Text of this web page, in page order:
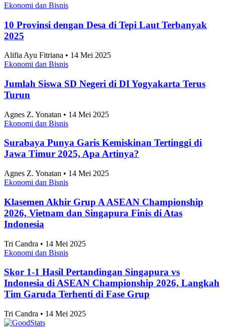
Ekonomi dan Bisnis
10 Provinsi dengan Desa di Tepi Laut Terbanyak
2025
Alifia Ayu Fitriana • 14 Mei 2025
Ekonomi dan Bisnis
Jumlah Siswa SD Negeri di DI Yogyakarta Terus
Turun
Agnes Z. Yonatan • 14 Mei 2025
Ekonomi dan Bisnis
Surabaya Punya Garis Kemiskinan Tertinggi di
Jawa Timur 2025, Apa Artinya?
Agnes Z. Yonatan • 14 Mei 2025
Ekonomi dan Bisnis
Klasemen Akhir Grup A ASEAN Championship
2026, Vietnam dan Singapura Finis di Atas
Indonesia
Tri Candra • 14 Mei 2025
Ekonomi dan Bisnis
Skor 1-1 Hasil Pertandingan Singapura vs
Indonesia di ASEAN Championship 2026, Langkah
Tim Garuda Terhenti di Fase Grup
Tri Candra • 14 Mei 2025